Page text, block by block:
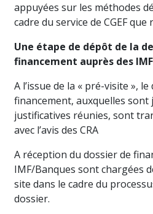
appuyées sur les méthodes
cadre du service de CGEF que
Une étape de dépôt de la
financement auprès des IMF
A l’issue de la « pré-visite »,
financement, auxquelles sont
justificatives réunies, sont
avec l’avis des CRA
A réception du dossier de
IMF/Banques sont chargées
site dans le cadre du
dossier.